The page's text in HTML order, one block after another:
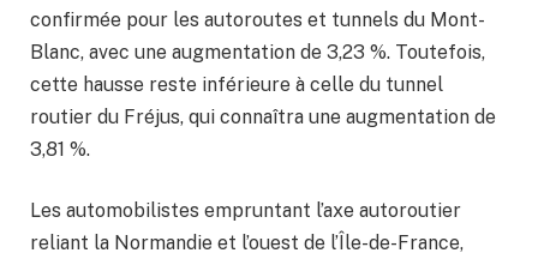
confirmée pour les autoroutes et tunnels du Mont-
Blanc, avec une augmentation de 3,23 %. Toutefois,
cette hausse reste inférieure à celle du tunnel
routier du Fréjus, qui connaîtra une augmentation de
3,81 %.
Les automobilistes empruntant l’axe autoroutier
reliant la Normandie et l’ouest de l’Île-de-France,